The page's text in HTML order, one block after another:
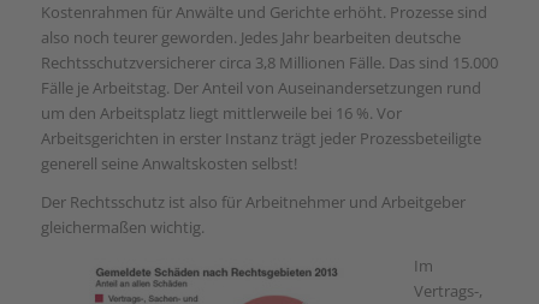
Kostenrahmen für Anwälte und Gerichte erhöht. Prozesse sind
also noch teurer geworden. Jedes Jahr bearbeiten deutsche
Rechtsschutzversicherer circa 3,8 Millionen Fälle. Das sind 15.000
Fälle je Arbeitstag. Der Anteil von Auseinandersetzungen rund
um den Arbeitsplatz liegt mittlerweile bei 16 %. Vor
Arbeitsgerichten in erster Instanz trägt jeder Prozessbeteiligte
generell seine Anwaltskosten selbst!
Der Rechtsschutz ist also für Arbeitnehmer und Arbeitgeber
gleichermaßen wichtig.
Im
Vertrags-,